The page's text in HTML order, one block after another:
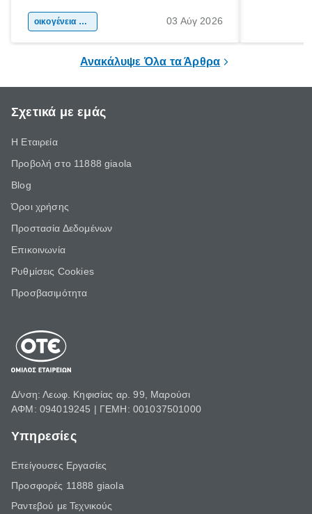
χώρας. Είτε πρόκειται για λίγες μέρες
οικογένεια & παιδί 03 Αύγ 2026
Ανακάλυψε Όλα τα Άρθρα
Σχετικά με εμάς
Η Εταιρεία
Προβολή στο 11888 giaola
Blog
Όροι χρήσης
Προστασία Δεδομένων
Επικοινωνία
Ρυθμίσεις Cookies
Προσβασιμότητα
Δ/νση: Λεωφ. Κηφισίας αρ. 99, Μαρούσι
ΑΦΜ: 094019245 | ΓΕΜΗ: 001037501000
Υπηρεσίες
Επείγουσες Εργασίες
Προσφορές 11888 giaola
Ραντεβού με Τεχνικούς